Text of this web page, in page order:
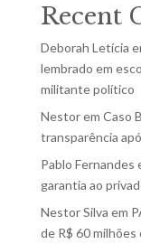
Recent
Deborah Letícia
lembrado em
militante político
Nestorem Caso
transparência
Pablo Fernandes
garantia ao
Nestor Silva em
de R$ 60